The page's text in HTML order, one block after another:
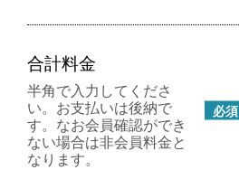
合計料金
必須
半角で入力してくださ
い。お支払いは後納で
す。なお会員確認ができ
ない場合は非会員料金と
なります。